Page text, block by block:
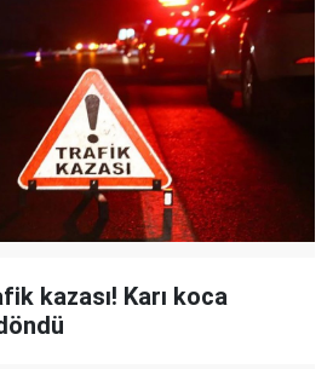
kazası! Karı koca